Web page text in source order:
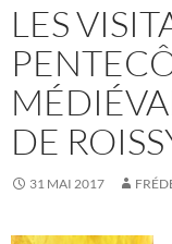
LES
DE
31 MAI 2017